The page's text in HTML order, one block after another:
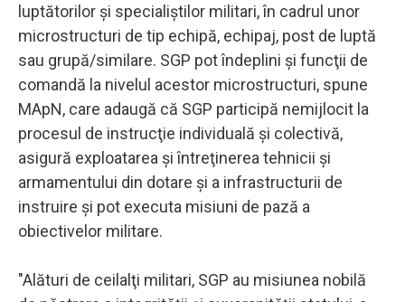
luptătorilor şi specialiştilor militari, în cadrul unor
microstructuri de tip echipă, echipaj, post de luptă
sau grupă/similare. SGP pot îndeplini şi funcţii de
comandă la nivelul acestor microstructuri, spune
MApN, care adaugă că SGP participă nemijlocit la
procesul de instrucţie individuală şi colectivă,
asigură exploatarea şi întreţinerea tehnicii şi
armamentului din dotare şi a infrastructurii de
instruire şi pot executa misiuni de pază a
obiectivelor militare.
"Alături de ceilalţi militari, SGP au misiunea nobilă